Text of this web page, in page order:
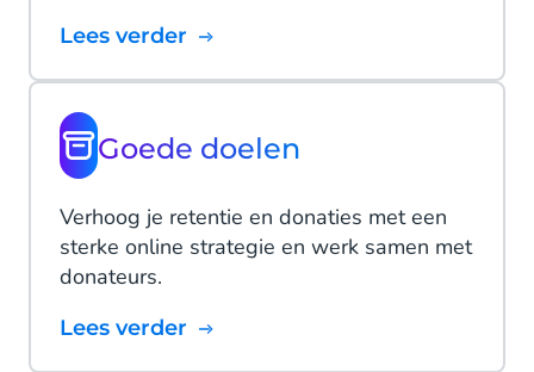
Lees verder
Goede doelen
Verhoog je retentie en donaties met een
sterke online strategie en werk samen met
donateurs.
Lees verder